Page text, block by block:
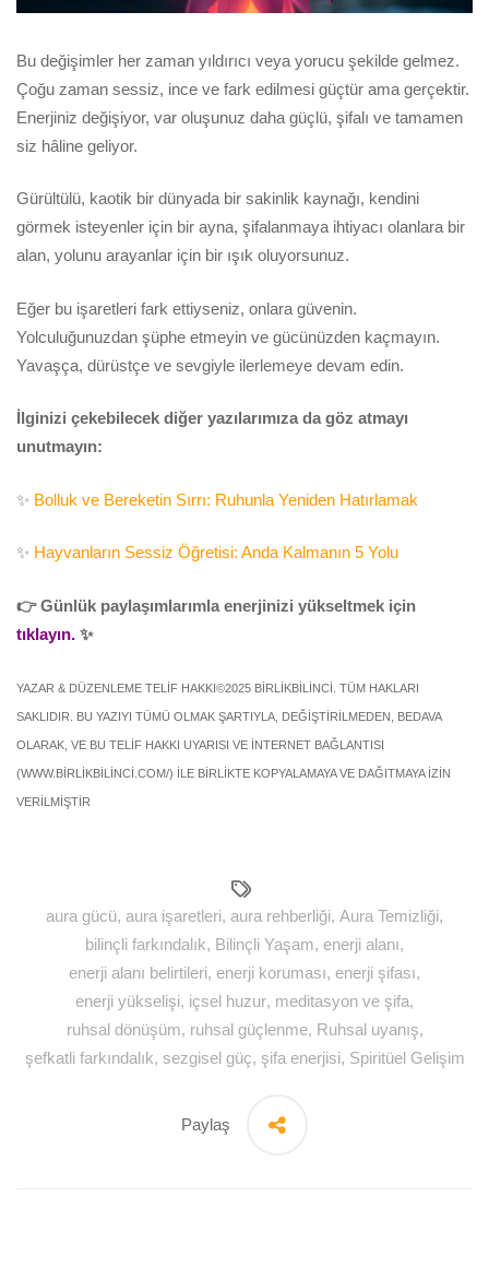
Bu değişimler her zaman yıldırıcı veya yorucu şekilde gelmez.
Çoğu zaman sessiz, ince ve fark edilmesi güçtür ama gerçektir.
Enerjiniz değişiyor, var oluşunuz daha güçlü, şifalı ve tamamen
siz hâline geliyor.
Gürültülü, kaotik bir dünyada bir sakinlik kaynağı, kendini
görmek isteyenler için bir ayna, şifalanmaya ihtiyacı olanlara bir
alan, yolunu arayanlar için bir ışık oluyorsunuz.
Eğer bu işaretleri fark ettiyseniz, onlara güvenin.
Yolculuğunuzdan şüphe etmeyin ve gücünüzden kaçmayın.
Yavaşça, dürüstçe ve sevgiyle ilerlemeye devam edin.
İlginizi çekebilecek diğer yazılarımıza da göz atmayı
unutmayın:
✨ Bolluk ve Bereketin Sırrı: Ruhunla Yeniden Hatırlamak
✨ Hayvanların Sessiz Öğretisi: Anda Kalmanın 5 Yolu
👉 Günlük paylaşımlarımla enerjinizi yükseltmek için
tıklayın. ✨
YAZAR & DÜZENLEME TELİF HAKKI©2025 BİRLİKBİLİNCİ. TÜM HAKLARI
SAKLIDIR. BU YAZIYI TÜMÜ OLMAK ŞARTIYLA, DEĞİŞTİRİLMEDEN, BEDAVA
OLARAK, VE BU TELİF HAKKI UYARISI VE İNTERNET BAĞLANTISI
(WWW.BİRLİKBİLİNCİ.COM/) İLE BİRLİKTE KOPYALAMAYA VE DAĞITMAYA İZİN
VERİLMİŞTİR
aura gücü, aura işaretleri, aura rehberliği, Aura Temizliği,
bilinçli farkındalık, Bilinçli Yaşam, enerji alanı,
enerji alanı belirtileri, enerji koruması, enerji şifası,
enerji yükselişi, içsel huzur, meditasyon ve şifa,
ruhsal dönüşüm, ruhsal güçlenme, Ruhsal uyanış,
şefkatli farkındalık, sezgisel güç, şifa enerjisi, Spiritüel Gelişim
Paylaş